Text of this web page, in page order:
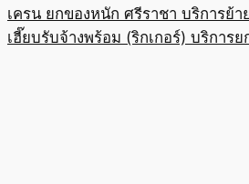
เครน ยกของหนัก ศรีราชา บริการย้
เฮี๊ยบรับจ้างพร้อม (ริกเกอร์) บริการ